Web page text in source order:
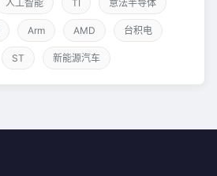
人工智能 TI 意法半导体
Arm AMD 台积电
ST 新能源汽车